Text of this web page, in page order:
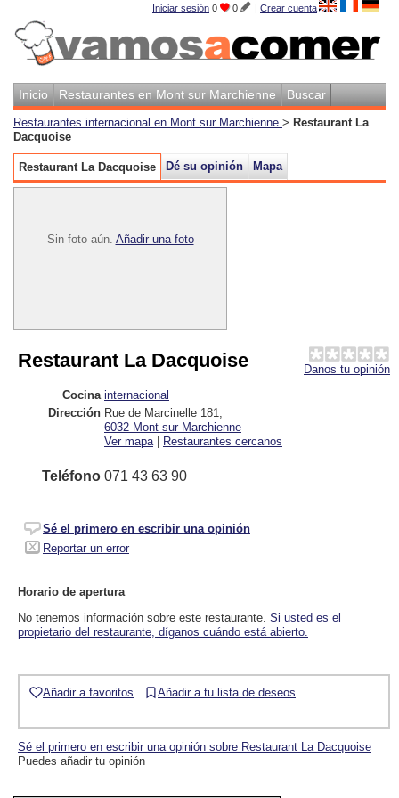
Iniciar sesión 0 0 | Crear cuenta
Inicio Restaurantes en Mont sur Marchienne Buscar
Restaurantes internacional en Mont sur Marchienne > Restaurant La
Dacquoise
Restaurant La Dacquoise Dé su opinión Mapa
Sin foto aún. Añadir una foto
Danos tu opinión
Restaurant La Dacquoise
Cocina internacional
Dirección Rue de Marcinelle 181
6032 Mont sur Marchienne
Ver mapa | Restaurantes cercanos
Teléfono 071 43 63 90
Sé el primero en escribir una opinión
Reportar un error
Horario de apertura
No tenemos información sobre este restaurante. Si usted es el
propietario del restaurante, díganos cuándo está abierto.
Añadir a favoritos Añadir a tu lista de deseos
Sé el primero en escribir una opinión sobre Restaurant La Dacquoise
Puedes añadir tu opinión